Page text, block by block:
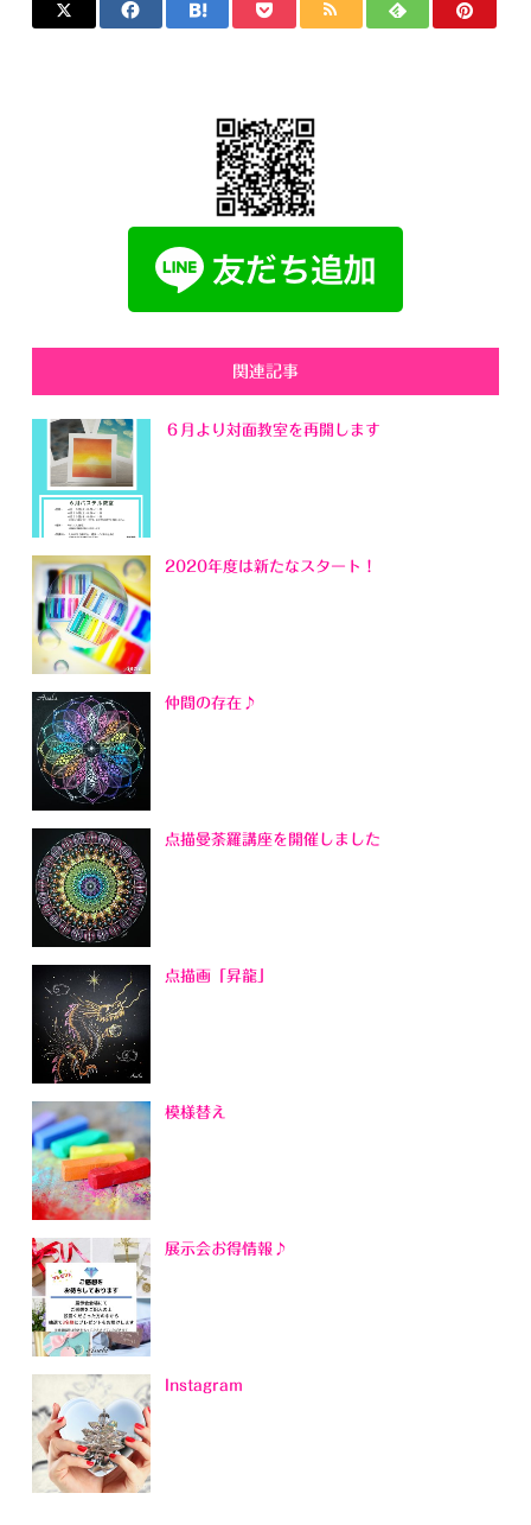
関連記事
６月より対面教室を再開します
2020年度は新たなスタート！
仲間の存在♪
点描曼荼羅講座を開催しました
点描画「昇龍」
模様替え
展示会お得情報♪
Instagram